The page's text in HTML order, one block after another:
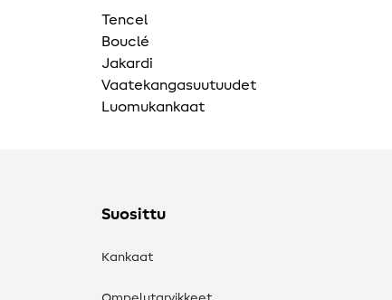
Tencel
Bouclé
Jakardi
Vaatekangasuutuudet
Luomukankaat
Suosittu
Kankaat